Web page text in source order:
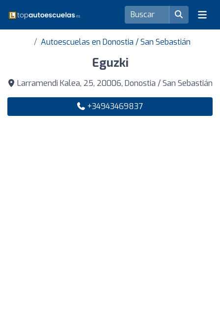
Autoescuelas en Donostia / San Sebastián
Eguzki
Larramendi Kalea, 25, 20006, Donostia / San Sebastián
+34943469837